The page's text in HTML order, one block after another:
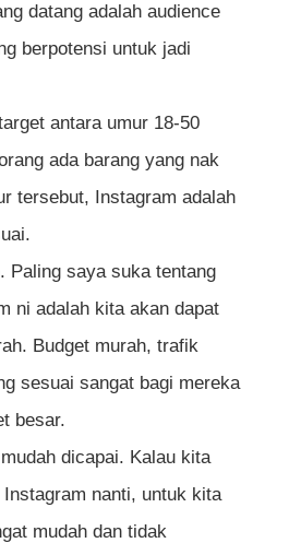
datang adalah audience
berpotensi untuk jadi
antara umur 18-50
ada barang yang nak
tersebut, Instagram adalah
Paling saya suka tentang
ni adalah kita akan dapat
Budget murah, trafik
sesuai sangat bagi mereka
besar.
dicapai. Kalau kita
nanti, untuk kita
mudah dan tidak